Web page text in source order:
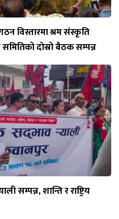
विस्तारमा श्रम संस्कृति
दोस्रो बैठक सम्पन्न
सम्पन्न, शान्ति र राष्ट्रिय